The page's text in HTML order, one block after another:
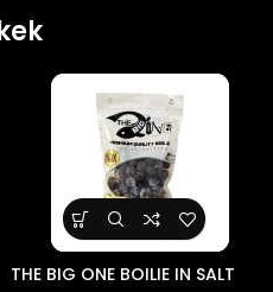
THE BIG ONE BOILIE IN SALT